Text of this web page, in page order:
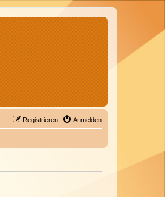
Anmelden
Registrieren